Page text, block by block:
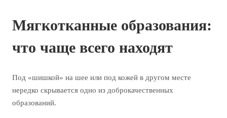
Мягкотканные образования:
что чаще всего находят
Под «шишкой» на шее или под кожей в другом месте
нередко скрывается одно из доброкачественных
образований.